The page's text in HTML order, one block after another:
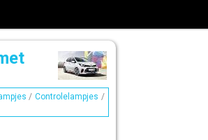
/Controlelampjes /